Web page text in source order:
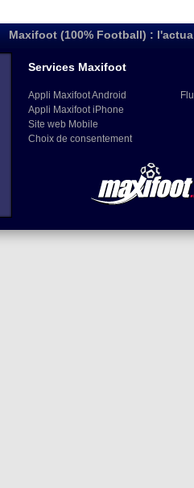
Maxifoot (100% Football) :
Services Maxifoot
Appli Maxifoot Android
Appli Maxifoot iPhone
Site web Mobile
Choix de consentement